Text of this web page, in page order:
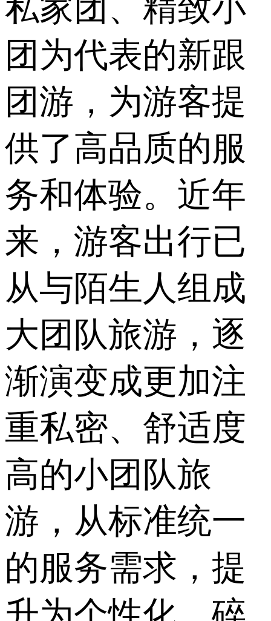
私家团、精致小
团为代表的新跟
团游，为游客提
供了高品质的服
务和体验。近年
来，游客出行已
从与陌生人组成
大团队旅游，逐
渐演变成更加注
重私密、舒适度
高的小团队旅
游，从标准统一
的服务需求，提